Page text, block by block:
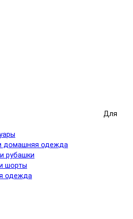
Для
домашняя одежда
рубашки
шорты
одежда